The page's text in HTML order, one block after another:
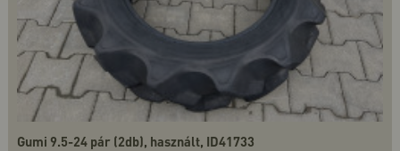
Gumi 9.5-24 pár (2db), használt, ID41733